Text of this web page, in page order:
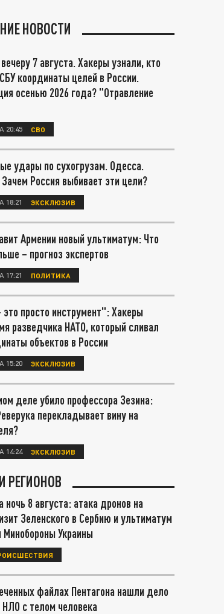
НОВОСТИ
7 августа. Хакеры узнали, кто
координаты целей в России.
осенью 2026 года? "Отравление
20:45 СВО
удары по сухогрузам. Одесса.
Россия выбивает эти цели?
18:21 ЭКСКЛЮЗИВ
Армении новый ультиматум: Что
– прогноз экспертов
17:21 ПОЛИТИКА
это просто инструмент": Хакеры
разведчика НАТО, который сливал
объектов в России
15:20 ЭКСКЛЮЗИВ
деле убило профессора Зезина:
перекладывает вину на
14:24 ЭКСКЛЮЗИВ
РЕГИОНОВ
ночь 8 августа: атака дронов на
Зеленского в Сербию и ультиматум
Минобороны Украины
файлах Пентагона нашли дело
НЛО с телом человека